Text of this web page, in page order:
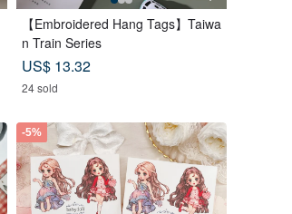
【Embroidered Hang Tags】Taiwa
n Train Series
US$ 13.32
24 sold
-5%